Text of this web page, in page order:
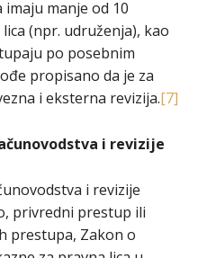
manje od 10
(npr. udruženja), kao
po posebnim
propisano da je za
i eksterna revizija.[7]
i revizije
i revizije
privredni prestup ili
prestupa, Zakon o